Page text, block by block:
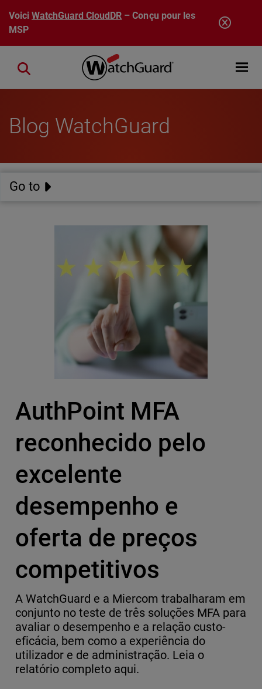
Aller au contenu principal
VoiciWatchGuard CloudDR – Conçu pour les
MSP
Open
Close search
Blog WatchGuard
Go to
AuthPoint MFA
reconhecido pelo
excelente
desempenho e
oferta de preços
competitivos
A WatchGuard e a Miercom trabalharam em
conjunto no teste de três soluções MFA para
avaliar o desempenho e a relação custo-
eficácia, bem como a experiência do
utilizador e de administração. Leia o
relatório completo aqui.